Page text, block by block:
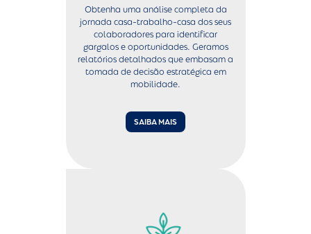
Obtenha uma análise completa da
jornada casa-trabalho-casa dos seus
colaboradores para identificar
gargalos e oportunidades. Geramos
relatórios detalhados que embasam a
tomada de decisão estratégica em
mobilidade.
SAIBA MAIS